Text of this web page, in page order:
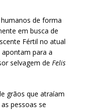
de forma
em busca de
Fértil no atual
para a
selvagem de Felis
grãos que atraíam
pessoas se